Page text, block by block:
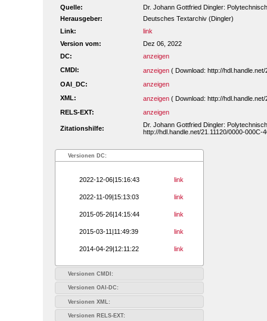
Quelle:
Dr. Johann Gottfried Dingler:
Herausgeber:
Deutsches Textarchiv (Dingler)
Link:
link
Version vom:
Dez 06, 2022
DC:
anzeigen
CMDI:
anzeigen ( Download: http://
OAI_DC:
anzeigen
XML:
anzeigen ( Download: http://
RELS-EXT:
anzeigen
Zitationshilfe:
Dr. Johann Gottfried Dingler:
http://hdl.handle.net/21.11120/0000-000C-
Versionen DC:
2022-12-06|15:16:43 link
2022-11-09|15:13:03 link
2015-05-26|14:15:44 link
2015-03-11|11:49:39 link
2014-04-29|12:11:22 link
Versionen CMDI:
Versionen OAI-DC:
Versionen XML:
Versionen RELS-EXT: